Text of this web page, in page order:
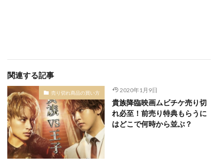
関連する記事
売り切れ商品の買い方 2020年1月9日
貴族降臨映画ムビチケ売り切
れ必至！前売り特典もらうに
はどこで何時から並ぶ？